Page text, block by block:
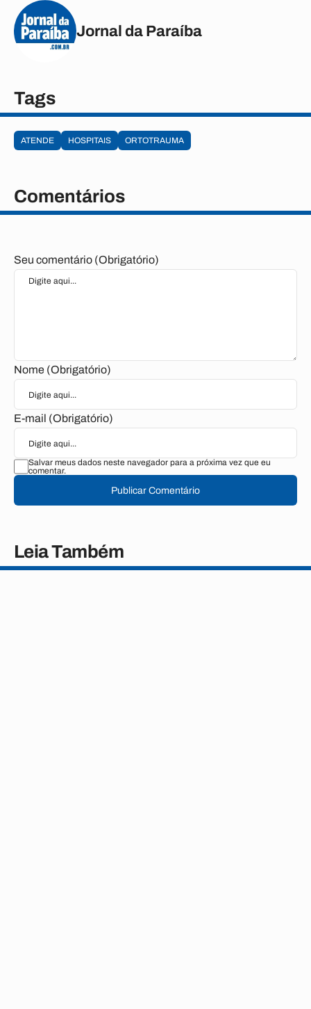
Jornal da Paraíba
Tags
ATENDE HOSPITAIS ORTOTRAUMA
Comentários
Seu comentário (Obrigatório)
Nome (Obrigatório)
E-mail (Obrigatório)
Salvar meus dados neste navegador para a próxima vez que eu
comentar.
Publicar Comentário
Leia Também